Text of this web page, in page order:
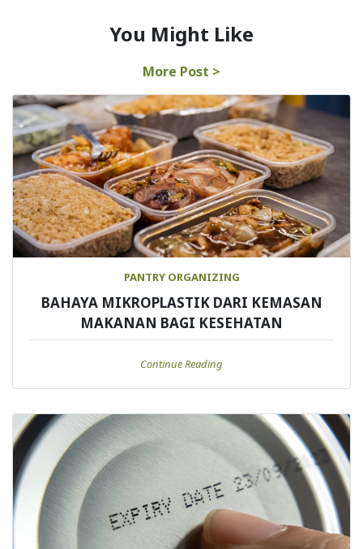
You Might Like
More Post >
PANTRY ORGANIZING
BAHAYA MIKROPLASTIK DARI KEMASAN
MAKANAN BAGI KESEHATAN
Continue Reading